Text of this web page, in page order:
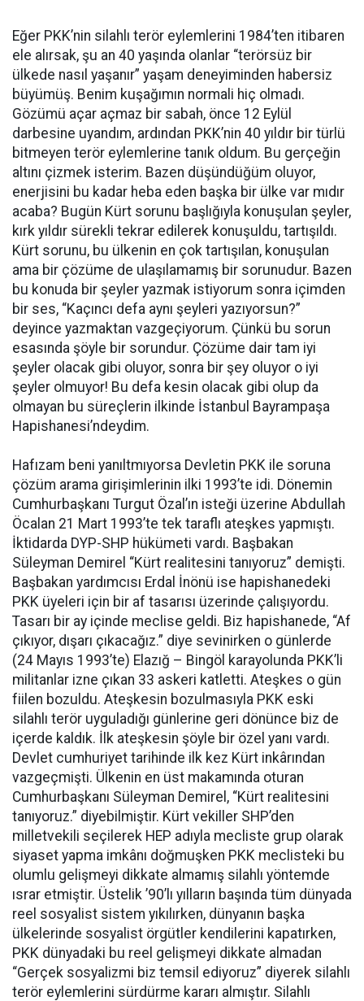
Eğer PKK’nin silahlı terör eylemlerini 1984’ten itibaren
ele alırsak, şu an 40 yaşında olanlar “terörsüz bir
ülkede nasıl yaşanır” yaşam deneyiminden habersiz
büyümüş. Benim kuşağımın normali hiç olmadı.
Gözümü açar açmaz bir sabah, önce 12 Eylül
darbesine uyandım, ardından PKK’nin 40 yıldır bir türlü
bitmeyen terör eylemlerine tanık oldum. Bu gerçeğin
altını çizmek isterim. Bazen düşündüğüm oluyor,
enerjisini bu kadar heba eden başka bir ülke var mıdır
acaba? Bugün Kürt sorunu başlığıyla konuşulan şeyler,
kırk yıldır sürekli tekrar edilerek konuşuldu, tartışıldı.
Kürt sorunu, bu ülkenin en çok tartışılan, konuşulan
ama bir çözüme de ulaşılamamış bir sorunudur. Bazen
bu konuda bir şeyler yazmak istiyorum sonra içimden
bir ses, “Kaçıncı defa aynı şeyleri yazıyorsun?”
deyince yazmaktan vazgeçiyorum. Çünkü bu sorun
esasında şöyle bir sorundur. Çözüme dair tam iyi
şeyler olacak gibi oluyor, sonra bir şey oluyor o iyi
şeyler olmuyor! Bu defa kesin olacak gibi olup da
olmayan bu süreçlerin ilkinde İstanbul Bayrampaşa
Hapishanesi’ndeydim.
Hafızam beni yanıltmıyorsa Devletin PKK ile soruna
çözüm arama girişimlerinin ilki 1993’te idi. Dönemin
Cumhurbaşkanı Turgut Özal’ın isteği üzerine Abdullah
Öcalan 21 Mart 1993’te tek taraflı ateşkes yapmıştı.
İktidarda DYP-SHP hükümeti vardı. Başbakan
Süleyman Demirel “Kürt realitesini tanıyoruz” demişti.
Başbakan yardımcısı Erdal İnönü ise hapishanedeki
PKK üyeleri için bir af tasarısı üzerinde çalışıyordu.
Tasarı bir ay içinde meclise geldi. Biz hapishanede, “Af
çıkıyor, dışarı çıkacağız.” diye sevinirken o günlerde
(24 Mayıs 1993’te) Elazığ – Bingöl karayolunda PKK’li
militanlar izne çıkan 33 askeri katletti. Ateşkes o gün
fiilen bozuldu. Ateşkesin bozulmasıyla PKK eski
silahlı terör uyguladığı günlerine geri dönünce biz de
içerde kaldık. İlk ateşkesin şöyle bir özel yanı vardı.
Devlet cumhuriyet tarihinde ilk kez Kürt inkârından
vazgeçmişti. Ülkenin en üst makamında oturan
Cumhurbaşkanı Süleyman Demirel, “Kürt realitesini
tanıyoruz.” diyebilmiştir. Kürt vekiller SHP’den
milletvekili seçilerek HEP adıyla mecliste grup olarak
siyaset yapma imkânı doğmuşken PKK meclisteki bu
olumlu gelişmeyi dikkate almamış silahlı yöntemde
ısrar etmiştir. Üstelik ’90’lı yılların başında tüm dünyada
reel sosyalist sistem yıkılırken, dünyanın başka
ülkelerinde sosyalist örgütler kendilerini kapatırken,
PKK dünyadaki bu reel gelişmeyi dikkate almadan
“Gerçek sosyalizmi biz temsil ediyoruz” diyerek silahlı
terör eylemlerini sürdürme kararı almıştır. Silahlı